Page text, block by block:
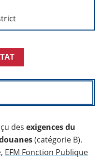
des exigences du
(catégorie B).
EFM Fonction Publique